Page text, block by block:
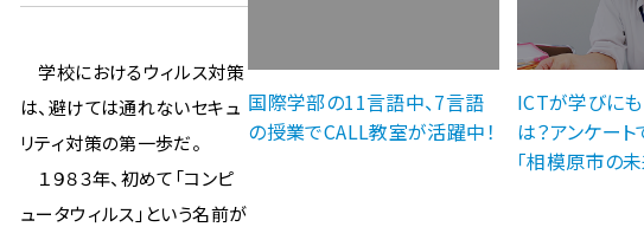
学校におけるウィルス対策
は、避けては通れないセキュ
リティ対策の第一歩だ。
１９８３年、初めて「コンピ
ュータウィルス」という名前が
国際学部の11言語中、7言語
の授業でCALL教室が活躍中！
ICTが学びにも
は？アンケー
「相模原市の未